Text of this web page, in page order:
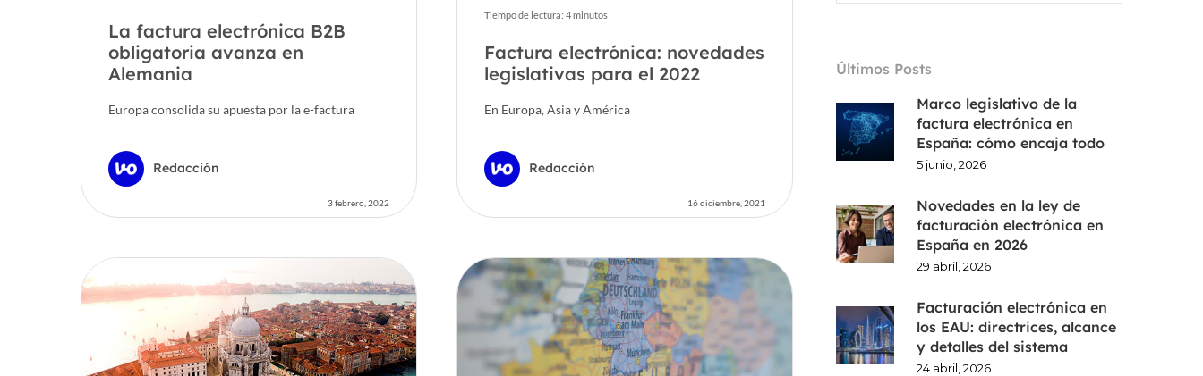
La factura electrónica B2B
obligatoria avanza en
Alemania
Europa consolida su apuesta por la e-factura
Redacción
3 febrero, 2022
Tiempo de lectura: 4minutos
Factura electrónica: novedades
legislativas para el 2022
En Europa, Asia y América
Redacción
16 diciembre, 2021
Últimos Posts
Marco legislativo de la
factura electrónica en
España: cómo encaja todo
5 junio, 2026
Novedades en la ley de
facturación electrónica en
España en 2026
29 abril, 2026
Facturación electrónica en
los EAU: directrices, alcance
y detalles del sistema
24 abril, 2026